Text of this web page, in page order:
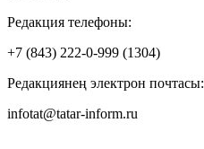
Редакция телефоны:
+7 (843) 222-0-999 (1304)
Редакциянең электрон почтасы:
infotat@tatar-inform.ru